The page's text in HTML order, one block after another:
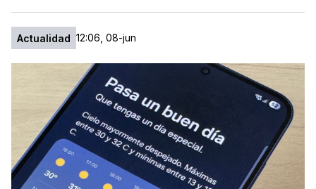
Actualidad 12:06, 08-jun